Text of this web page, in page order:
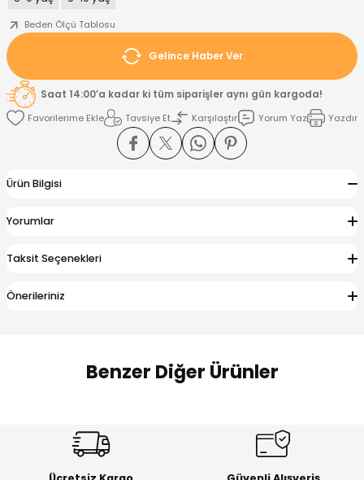
Beden Ölçü Tablosu
Gelince Haber Ver
Saat 14:00’a kadar ki tüm siparişler aynı gün kargoda!
Tavsiye Et
Karşılaştır Yorum Yaz Yazdır
Ürün Bilgisi
Yorumlar
Taksit Seçenekleri
Önerileriniz
Benzer Diğer Ürünler
Dantelya Kız Çocuk Tişört
Puba Unisex Kot 3’lü Takım
Alt
ve Taç
Elbise
Alt
Takımı
Alt